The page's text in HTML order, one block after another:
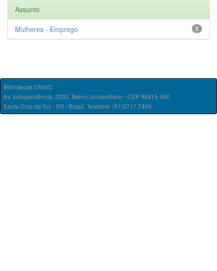
Assunto
1
Mulheres - Emprego
Bibliotecas UNISC
Av. Independência, 2293, Bairro Universitário - CEP 96815-900
Santa Cruz do Sul - RS / Brasil. Telefone: (51)3717.7409